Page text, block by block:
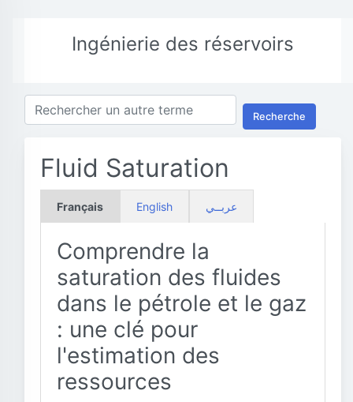
Ingénierie des réservoirs
Recherche
Fluid Saturation
Français English عربــي
Comprendre la
saturation des fluides
dans le pétrole et le gaz
: une clé pour
l'estimation des
ressources